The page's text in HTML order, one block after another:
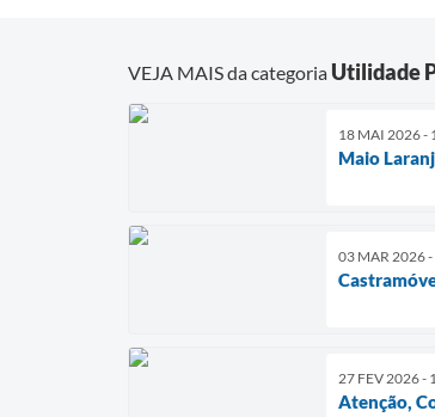
VEJA MAIS da categoria Utilidade
18 MAI 2026 -
Maio
03 MAR 2026
27 FEV 2026 -
Atenção,